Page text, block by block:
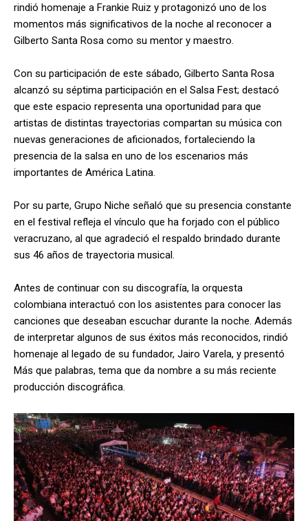
rindió homenaje a Frankie Ruiz y protagonizó uno de los
momentos más significativos de la noche al reconocer a
Gilberto Santa Rosa como su mentor y maestro.
Con su participación de este sábado, Gilberto Santa Rosa
alcanzó su séptima participación en el Salsa Fest; destacó
que este espacio representa una oportunidad para que
artistas de distintas trayectorias compartan su música con
nuevas generaciones de aficionados, fortaleciendo la
presencia de la salsa en uno de los escenarios más
importantes de América Latina.
Por su parte, Grupo Niche señaló que su presencia constante
en el festival refleja el vínculo que ha forjado con el público
veracruzano, al que agradeció el respaldo brindado durante
sus 46 años de trayectoria musical.
Antes de continuar con su discografía, la orquesta
colombiana interactuó con los asistentes para conocer las
canciones que deseaban escuchar durante la noche. Además
de interpretar algunos de sus éxitos más reconocidos, rindió
homenaje al legado de su fundador, Jairo Varela, y presentó
Más que palabras, tema que da nombre a su más reciente
producción discográfica.